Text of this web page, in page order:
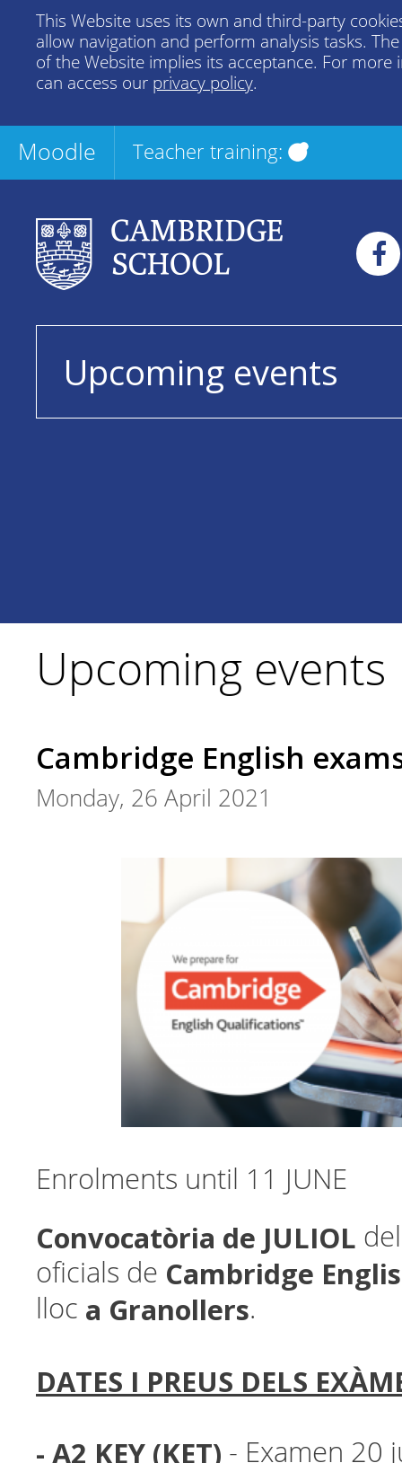
This Website uses its own and third-party
allow navigation and perform analysis tasks.
of the Website implies its acceptance. For more
can access our privacy policy.
Moodle Teacher training:
Upcoming events
Upcoming events
Cambridge English
Monday, 26 April 2021
Enrolments until 11 JUNE
Convocatòria de JULIOL
oficials de Cambridge
lloc a Granollers.
DATES I PREUS DELS
- A2 KEY (KET) - Examen